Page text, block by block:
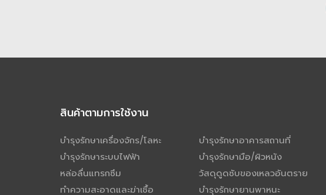
สินค้าตามการใช้งาน
บำรุงรักษาเครื่องจักร/โลหะ
บำรุงรักษาระบบไฟฟ้า
หล่อลื่นแทรกซึม
ทำความสะอาดและฆ่าเชื้อ
บำรุงรักษาอาคารสถานที่
บำรุงรักษามือ/ผิวหนัง
วัสดุดูดซับของเหลวอันตราย
บำรุงรักษายานพาหนะ